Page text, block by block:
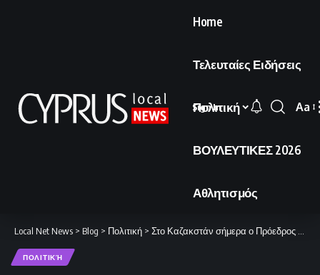
Home
Τελευταίες Ειδήσεις
Πολιτική
ΒΟΥΛΕΥΤΙΚΕΣ 2026
Αθλητισμός
Sign In
Font
Aa
Local Net News > Blog > Πολιτική > Στο Καζακστάν σήμερα ο Πρόεδρος Χριστοδουλίδης για επαφές με την ηγεσία της χώρας.
ΠΟΛΙΤΙΚΉ